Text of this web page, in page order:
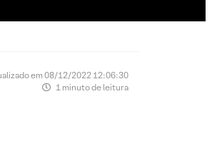
em 08/12/2022 12:06:30
1 minuto de leitura